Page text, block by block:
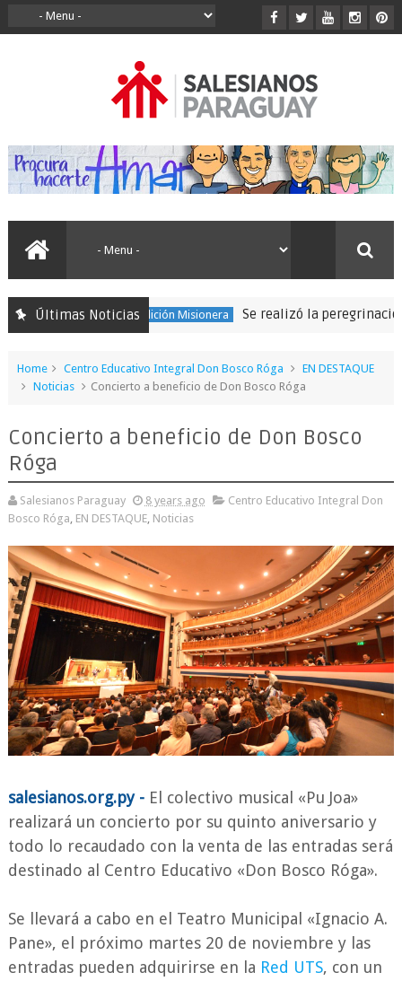
Últimas Noticias
150 Expedición Misionera Se realizó la peregrinación
Home Centro Educativo Integral Don Bosco Róga
EN DESTAQUE
Noticias
Concierto a beneficio de Don Bosco Róga
Concierto a beneficio de Don Bosco
Róga
Salesianos Paraguay 8 years ago
Centro Educativo Integral Don
Bosco Róga EN DESTAQUE, Noticias
salesianos.org.py - El colectivo musical «Pu Joa»
realizará un concierto por su quinto aniversario y
todo lo recaudado con la venta de las entradas será
destinado al Centro Educativo «Don Bosco Róga».
Se llevará a cabo en el Teatro Municipal «Ignacio A.
Pane», el próximo martes 20 de noviembre y las
entradas pueden adquirirse en la Red UTS, con un